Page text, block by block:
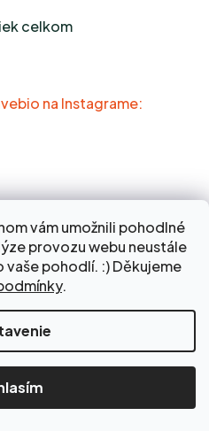
vám umožnili pohodlné
provozu webu neustále
pohodlí. :) Děkujeme
.
O
á
d
e
r
v
k
y
v
ý
p
i
s
u
celkom
na Instagrame: